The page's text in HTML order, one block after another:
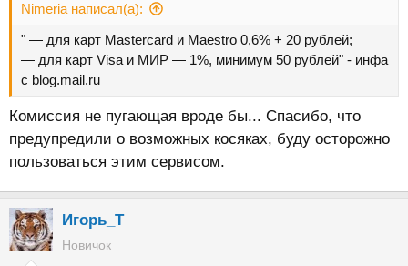
Nimeria написал(а):
" — для карт Mastercard и Maestro 0,6% + 20 рублей;
— для карт Visa и МИР — 1%, минимум 50 рублей" - инфа
с blog.mail.ru
Комиссия не пугающая вроде бы... Спасибо, что
предупредили о возможных косяках, буду осторожно
пользоваться этим сервисом.
Игорь_Т
Новичок